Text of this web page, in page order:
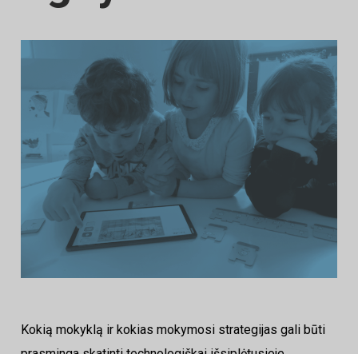
Kokią mokyklą ir kokias mokymosi strategijas gali būti